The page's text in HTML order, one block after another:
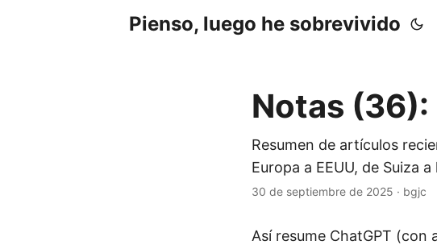
Pienso, luego he sobrevivido
Notas
Resumen de artículos
Europa a EEUU, de Suiza
30 de septiembre de 2025 · bgjc
Así resume ChatGPT (con